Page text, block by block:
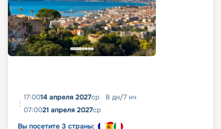
17:0014 апреля 2027ср 8 дн/7 нч
07:0021 апреля 2027ср
Вы посетите 3 страны: